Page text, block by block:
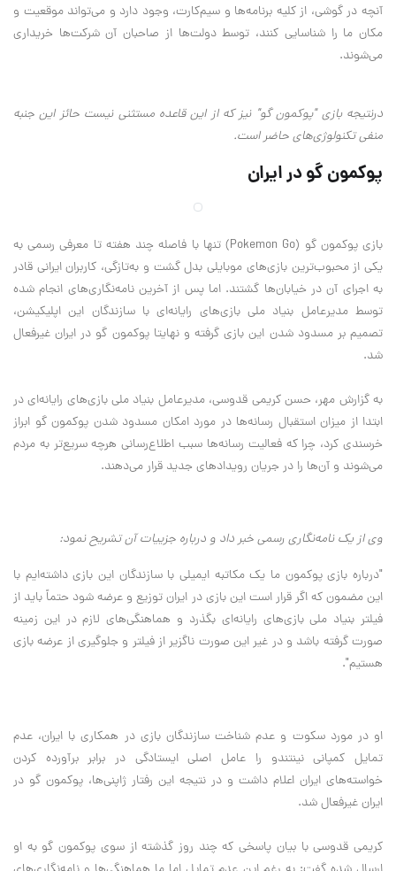
آنچه در گوشی، از کلیه برنامه‌ها و سیم‌کارت، وجود دارد و می‌تواند موقعیت و
مکان ما را شناسایی کنند، توسط دولت‌ها از صاحبان آن شرکت‌ها خریداری
می‌شوند.
درنتیجه بازی "پوکمون گو" نیز که از این قاعده مستثنی نیست حائز این جنبه
منفی تکنولوژی‌های حاضر است.
پوکمون گو در ایران
بازی پوکمون گو (Pokemon Go)تنها با فاصله چند هفته تا معرفی رسمی به
یکی از محبوب‌ترین بازی‌های موبایلی بدل گشت و به‌تازگی، کاربران ایرانی قادر
به اجرای آن در خیابان‌ها گشتند. اما پس از آخرین نامه‌نگاری‌های انجام شده
توسط مدیرعامل بنیاد ملی بازی‌های رایانه‌ای با سازندگان این اپلیکیشن،
تصمیم بر مسدود شدن این بازی گرفته و نهایتا پوکمون گو در ایران غیرفعال
شد.
به گزارش مهر، حسن کریمی قدوسی، مدیرعامل بنیاد ملی بازی‌های رایانه‌ای در
ابتدا از میزان استقبال رسانه‌ها در مورد امکان مسدود شدن پوکمون گو ابراز
خرسندی کرد، چرا که فعالیت رسانه‌‌ها سبب اطلاع‌رسانی هرچه سریع‌تر به مردم
می‌شوند و آن‌ها را در جریان رویدادهای جدید قرار می‌دهند.
وی از یک نامه‌نگاری رسمی خبر داد و درباره جزییات آن تشریح نمود:
"درباره بازی پوکمون ما یک مکاتبه ایمیلی با سازندگان این بازی داشته‌ایم با
این مضمون که اگر قرار است این بازی در ایران توزیع و عرضه شود حتماً باید از
فیلتر بنیاد ملی بازی‌های رایانه‌ای بگذرد و هماهنگی‌های لازم در این زمینه
صورت گرفته باشد و در غیر این صورت ناگزیر از فیلتر و جلوگیری از عرضه بازی
هستیم."
او در مورد سکوت و عدم شناخت سازندگان بازی در همکاری با ایران، عدم
تمایل کمپانی نینتندو را عامل اصلی ایستادگی در برابر برآورده کردن
خواسته‌های ایران اعلام داشت و در نتیجه این رفتار ژاپنی‌ها، پوکمون گو در
ایران غیرفعال شد.
کریمی قدوسی با بیان پاسخی که چند روز گذشته از سوی پوکمون گو به او